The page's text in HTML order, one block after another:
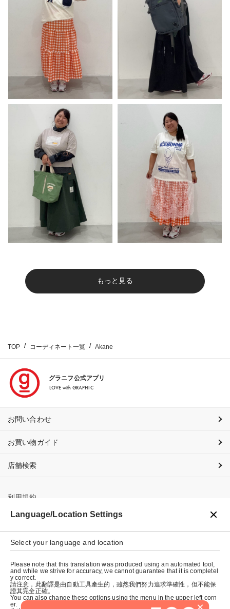
もっと見る
TOP コーディネート一覧 Akane
グラニフ公式アプリ
LOVE with GRAPHIC
お問い合わせ
お買い物ガイド
店舗検索
利用規約
プライバシーポリシー
特定商取引法に基づく表示
会社概要
Language/Location Settings
Select your language and location
Please note that this translation was produced using an automated tool,
and while we strive for accuracy, we cannot guarantee that it is completel
y correct.
請注意，此翻譯是由自動工具產生的，雖然我們努力追求準確性，但不能保
證其完全正確。
You can also change these options using the menu in the upper left corn
er.